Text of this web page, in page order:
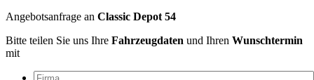
Angebotsanfrage an Classic Depot 54
Bitte teilen Sie uns Ihre Fahrzeugdaten und Ihren Wunschtermin
mit